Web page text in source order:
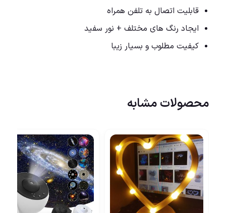
قابلیت اتصال به تلفن همراه
ایجاد رنگ های مختلف + نور سفید
کیفیت مطلوب و بسیار زیبا
محصولات مشابه